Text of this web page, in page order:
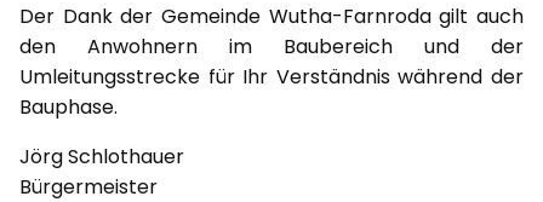
Der Dank der Gemeinde Wutha-Farnroda gilt auch
den Anwohnern im Baubereich und der
Umleitungsstrecke für Ihr Verständnis während der
Bauphase.
Jörg Schlothauer
Bürgermeister